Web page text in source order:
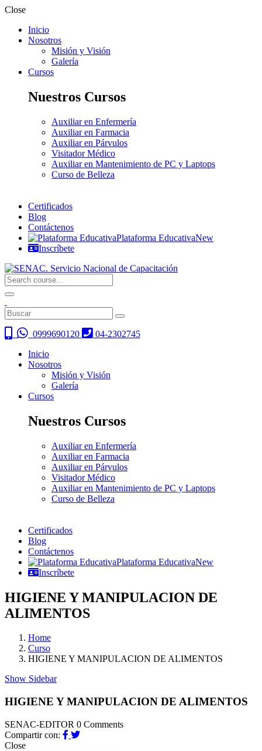
Close
Inicio
Nosotros
Misión y Visión
Galería
Cursos
Nuestros Cursos
Auxiliar en Enfermería
Auxiliar en Farmacia
Auxiliar en Párvulos
Visitador Médico
Auxiliar en Mantenimiento de PC y Laptops
Curso de Belleza
Certificados
Blog
Contáctenos
Plataforma EducativaNew
Inscríbete
0999690120
04-2302745
Inicio
Nosotros
Misión y Visión
Galería
Cursos
Nuestros Cursos
Auxiliar en Enfermería
Auxiliar en Farmacia
Auxiliar en Párvulos
Visitador Médico
Auxiliar en Mantenimiento de PC y Laptops
Curso de Belleza
Certificados
Blog
Contáctenos
Plataforma EducativaNew
Inscríbete
HIGIENE Y MANIPULACION DE
ALIMENTOS
Home
Curso
HIGIENE Y MANIPULACION DE ALIMENTOS
Show Sidebar
HIGIENE Y MANIPULACION DE ALIMENTOS
SENAC-EDITOR 0 Comments
Compartir con:
Close